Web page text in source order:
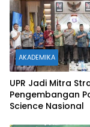
AKADEMIKA
UPR Jadi Mitra
Pengembangan
Science Nasional